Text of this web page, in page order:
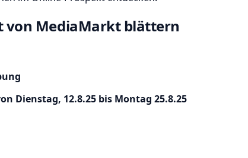
von MediaMarkt blättern
Dienstag, 12.8.25 bis Montag 25.8.25